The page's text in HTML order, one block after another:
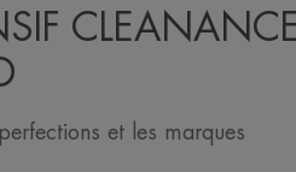
et les marques